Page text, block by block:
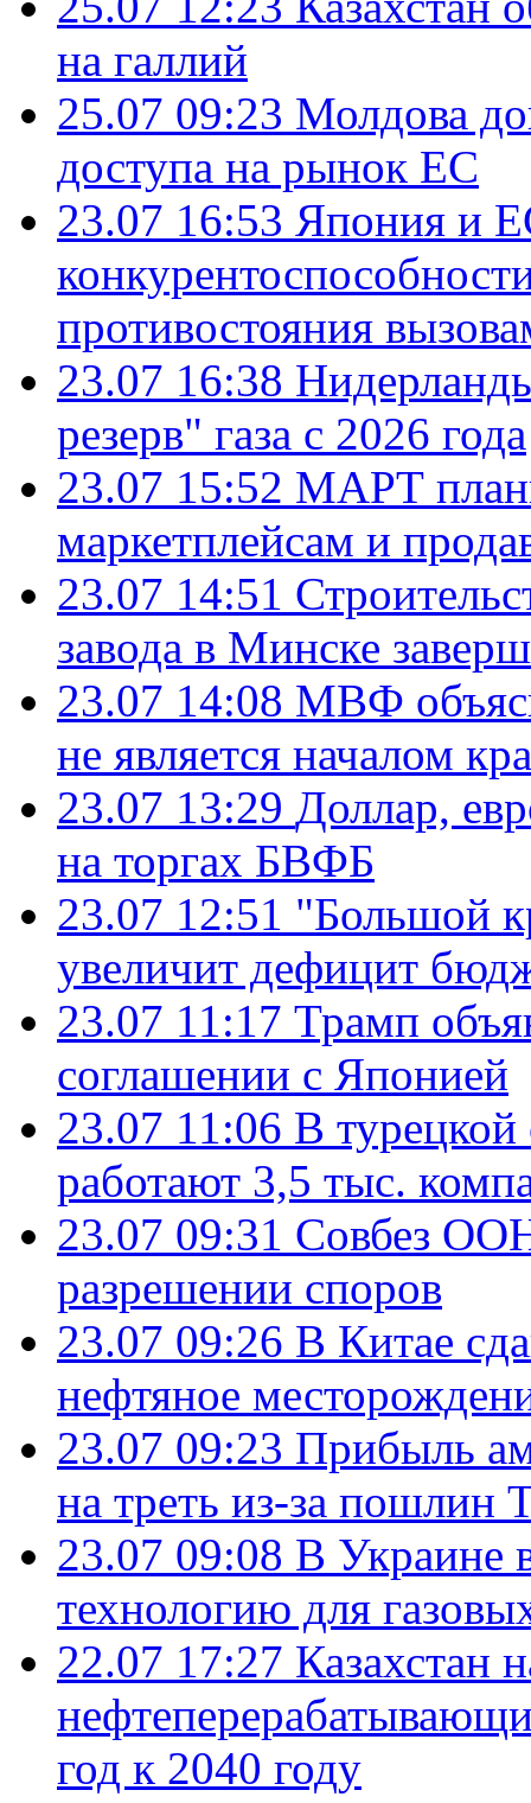
на галлий
25.07 09:23 Молдова
доступа на рынок ЕС
23.07 16:53 Япония и
противостояния
23.07 16:38
резерв" газа с 2026 года
23.07 15:52 МАРТ
маркетплейсам и
23.07 14:51
завода в Минске
23.07 14:08 МВФ
не является началом
23.07 13:29 Доллар,
на торгах БВФБ
23.07 12:51 "Большой
увеличит дефицит
23.07 11:17 Трамп
соглашении с Японией
23.07 11:06 В
работают 3,5 тыс.
23.07 09:31 Совбез
разрешении споров
23.07 09:26 В Китае
нефтяное
23.07 09:23 Прибыль
на треть из-за пошлин
23.07 09:08 В Украине
технологию для
22.07 17:27 Казахстан
год к 2040 году